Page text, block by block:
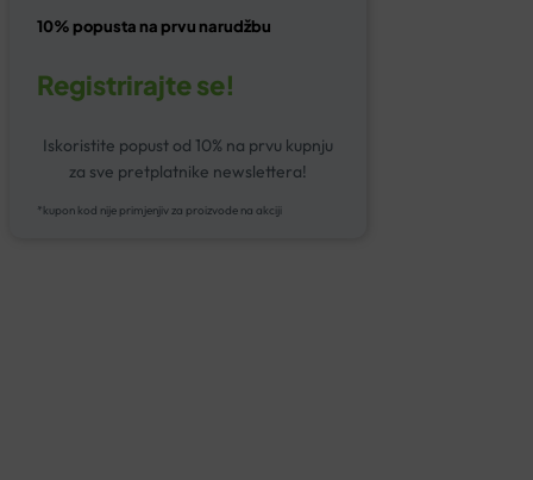
10% popusta na prvu narudžbu
Registrirajte se!
Iskoristite popust od 10% na prvu kupnju
za sve pretplatnike newslettera!
*kupon kod nije primjenjiv za proizvode na akciji